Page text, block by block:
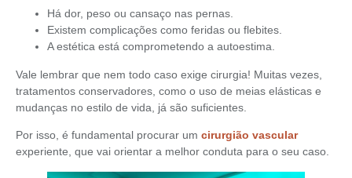
Há dor, peso ou cansaço nas pernas.
Existem complicações como feridas ou flebites.
A estética está comprometendo a autoestima.
Vale lembrar que nem todo caso exige cirurgia! Muitas vezes,
tratamentos conservadores, como o uso de meias elásticas e
mudanças no estilo de vida, já são suficientes.
Por isso, é fundamental procurar um cirurgião vascular
experiente, que vai orientar a melhor conduta para o seu caso.